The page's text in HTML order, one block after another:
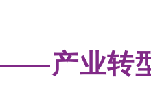
产业转